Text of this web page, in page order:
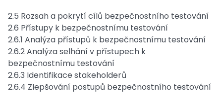
2.5 Rozsah a pokrytí cílů bezpečnostního testování
2.6 Přístupy k bezpečnostnímu testování
2.6.1 Analýza přístupů k bezpečnostnímu testování
2.6.2 Analýza selhání v přístupech k
bezpečnostnímu testování
2.6.3 Identifikace stakeholderů
2.6.4 Zlepšování postupů bezpečnostního testování